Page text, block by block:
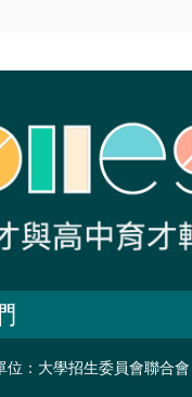
位：大學招生委員會聯合會